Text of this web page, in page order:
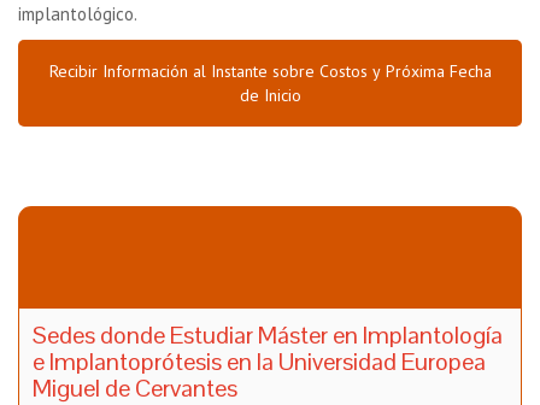
implantológico.
Recibir Información al Instante sobre Costos y Próxima Fecha
de Inicio
Sedes donde Estudiar Máster en Implantología
e Implantoprótesis en la Universidad Europea
Miguel de Cervantes